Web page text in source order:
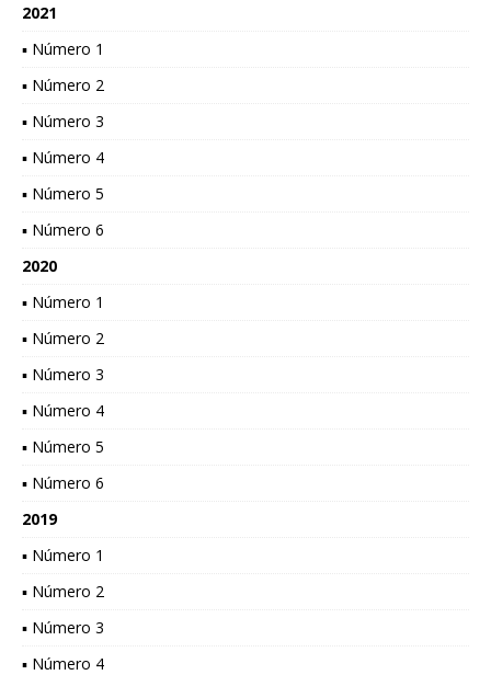
2021
▪ Número 1
▪ Número 2
▪ Número 3
▪ Número 4
▪ Número 5
▪ Número 6
2020
▪ Número 1
▪ Número 2
▪ Número 3
▪ Número 4
▪ Número 5
▪ Número 6
2019
▪ Número 1
▪ Número 2
▪ Número 3
▪ Número 4